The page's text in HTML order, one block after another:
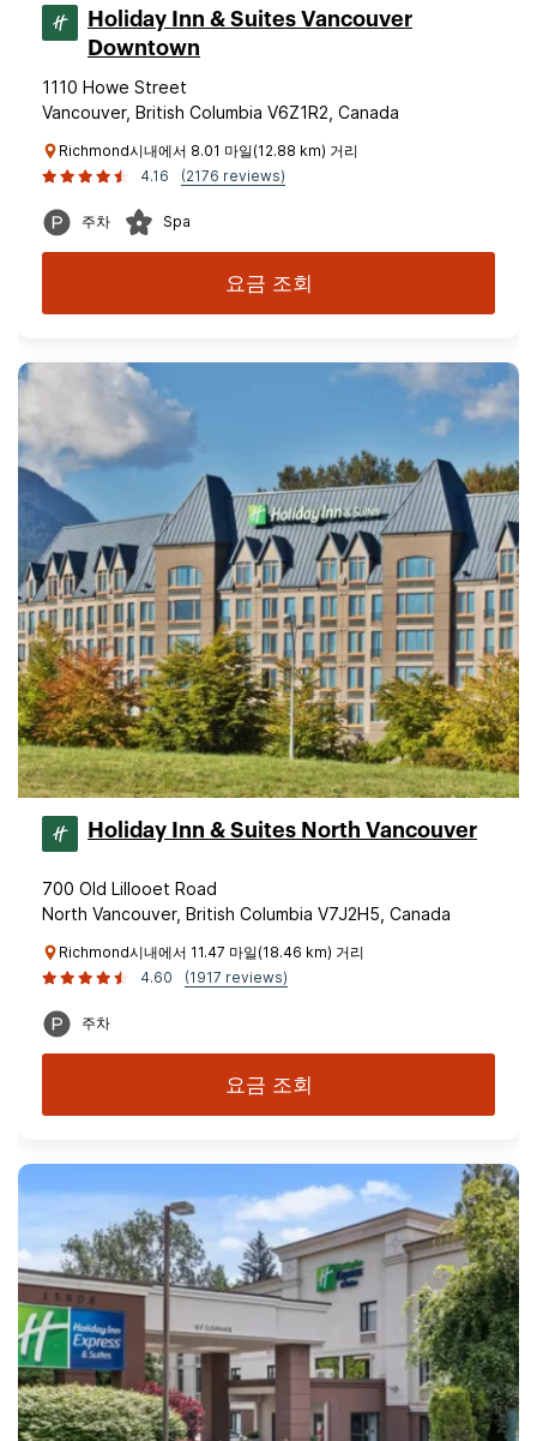
Holiday Inn & Suites Vancouver
Downtown
1110 Howe Street
Vancouver, British Columbia V6Z1R2, Canada
Richmond시내에서 8.01 마일(12.88 km) 거리
4.16
(2176 reviews)
주차 Spa
요금 조회
Holiday Inn & Suites North Vancouver
700 Old Lillooet Road
North Vancouver, British Columbia V7J2H5, Canada
Richmond시내에서 11.47 마일(18.46 km) 거리
4.60
(1917 reviews)
주차
요금 조회